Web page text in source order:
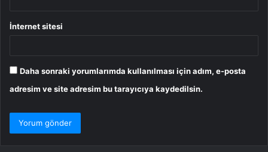
İnternet sitesi
Daha sonraki yorumlarımda kullanılması için adım, e-posta
adresim ve site adresim bu tarayıcıya kaydedilsin.